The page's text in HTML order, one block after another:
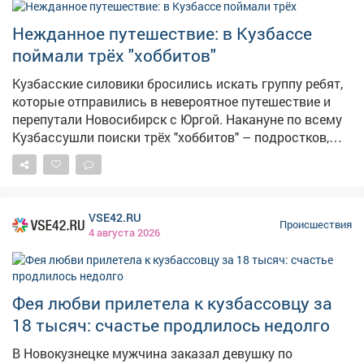
Нежданное путешествие: в Кузбассе
поймали трёх "хоббитов"
Кузбасские силовики бросились искать группу ребят,
которые отправились в невероятное путешествие и
перепутали Новосибирск с Юргой. Накануне по всему
Кузбассушли поиски трёх "хоббитов" – подростков,
которые захотели приключений и ушли из дома в
далёкое путешествие. Как сообщает во вторник
предварительной информации, приятели, не поставив
в известность взрослых, решили отправиться в
путешествие. Молодые люди выехали из
Новокузнецка и планировали добраться до
Новосибирска, однако оказались в Юрге, – сказали в
Росгвардии. Рано утром один из экипажей заметил
подозрительную троицу на скамейке. При появлении
преследователейюноши, словно спасаясь от
VSE42.RU
4 августа 2026
Происшествия
Фея любви прилетела к кузбассовцу за
18 тысяч: счастье продлилось недолго
В Новокузнецке мужчина заказал девушку по